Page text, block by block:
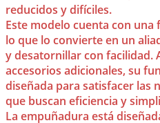
reducidos y difíciles.
Este modelo cuenta con
lo que lo convierte en un
y desatornillar con facilidad.
accesorios adicionales, su
diseñada para satisfacer las
que buscan eficiencia y
La empuñadura está